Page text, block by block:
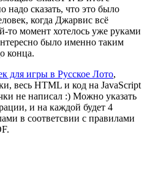
надо сказать, что это было
когда Джарвис всё
то момент хотелось уже руками
было именно таким
конца.
для игры в Русское Лото,
весь HTML и код на JavaScript
не написал :) Можно указать
и на каждой будет 4
в соответсвии с правилами